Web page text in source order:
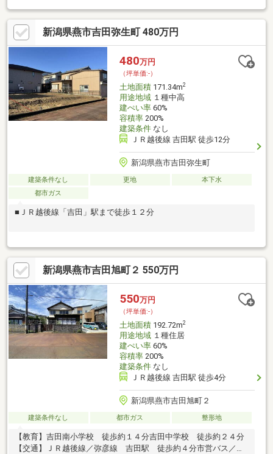
コぴょん号 まがり屋 徒歩約１４分【お引渡し条件】建築条件
付き：タクトホーム株式会社
新潟県燕市吉田弥生町 480万円
480万円
（坪単価:-）
土地面積171.34m2
用途地域１種中高
建ぺい率60%
容積率200%
建築条件なし
ＪＲ越後線 吉田駅 徒歩12分
新潟県燕市吉田弥生町
建築条件なし 更地
本下水
都市ガス
■ＪＲ越後線「吉田」駅まで徒歩１２分
新潟県燕市吉田旭町２ 550万円
550万円
（坪単価:-）
土地面積192.72m2
用途地域１種住居
建ぺい率60%
容積率200%
建築条件なし
ＪＲ越後線 吉田駅 徒歩4分
新潟県燕市吉田旭町２
建築条件なし 都市ガス 整形地
【教育】吉田南小学校 徒歩約１４分吉田中学校 徒歩約２４分
【交通】ＪＲ越後線／弥彦線 吉田駅 徒歩約４分市営バス／や